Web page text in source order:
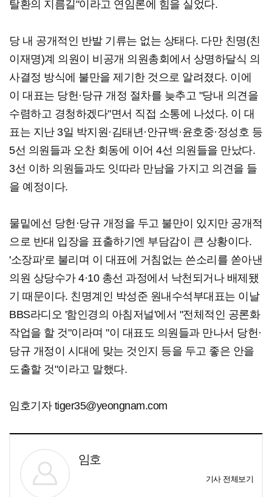
탈환의 지름길"이라고 연임론에 힘을 실었다.
당 내 공개적인 반발 기류는 없는 상태다. 다만 친명(친
이재명)계 의원이 비공개 의원총회에서 상명하달식 의
사결정 방식에 불만을 제기한 것으로 알려졌다. 이에
이 대표는 당헌·당규 개정 절차를 늦추고 "당내 의견을
수렴하고 경청하겠다"면서 직접 소통에 나섰다. 이 대
표는 지난 3일 박지원·김태년·안규백·윤호중·정성호 등
5선 의원들과 오찬 회동에 이어 4선 의원들을 만났다.
3선 이하 의원들과도 잇따라 만남을 가지고 의견을 들
을 예정이다.
물밑에선 당헌·당규 개정을 두고 불만이 있지만 공개적
으로 반대 입장을 표출하기엔 부담감이 큰 상황이다.
'소장파'로 불리며 이 대표에 거침없는 쓴소리를 쏟아낸
의원 상당수가 4·10 총선 과정에서 낙천되거나 배제됐
기 때문이다. 친명계인 박성준 원내수석부대표는 이날
BBS라디오 '함인경의 아침저널'에서 "전체적인 공론화
작업을 할 것"이라며 "이 대표도 의원들과 만나서 당헌·
당규 개정이 시대에 맞는 것인지 등을 두고 좋은 안을
도출할 것"이라고 말했다.
임호기자 tiger35@yeongnam.com
임호
기사 전체보기